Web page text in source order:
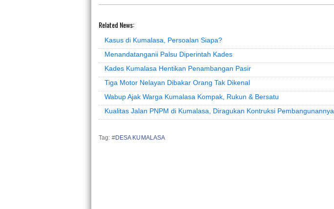
Related News:
Kasus di Kumalasa, Persoalan Siapa?
Menandatanganii Palsu Diperintah Kades
Kades Kumalasa Hentikan Penambangan Pasir
Tiga Motor Nelayan Dibakar Orang Tak Dikenal
Wabup Ajak Warga Kumalasa Kompak, Rukun & Bersatu
Kualitas Jalan PNPM di Kumalasa, Diragukan Kontruksi Pembangunannya
Tag: #DESA KUMALASA